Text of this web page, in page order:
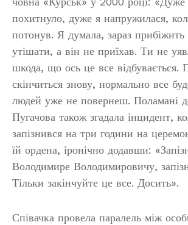
похитнуло, дуже я напружилася,
потонув. Я думала, зараз прибіжить
утішати, а він не приїхав. Ти не
шкода, що ось це все відбувається.
скінчиться знову, нормально все
людей уже не повернеш. Поламані
Пугачова також згадала інцидент,
запізнився на три години на
їй ордена, іронічно додавши:
Володимире Володимировичу,
Тільки закінчуйте це все. Досить».
Співачка провела паралель між